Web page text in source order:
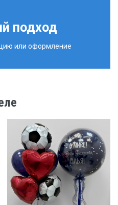
подход
или оформление